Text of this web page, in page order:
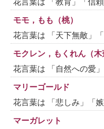
モモ，もも（桃）
花言葉は 「天下無敵」
モクレン，もくれん（木
花言葉は 「自然への愛
マリーゴールド
花言葉は 「悲しみ」「
マーガレット